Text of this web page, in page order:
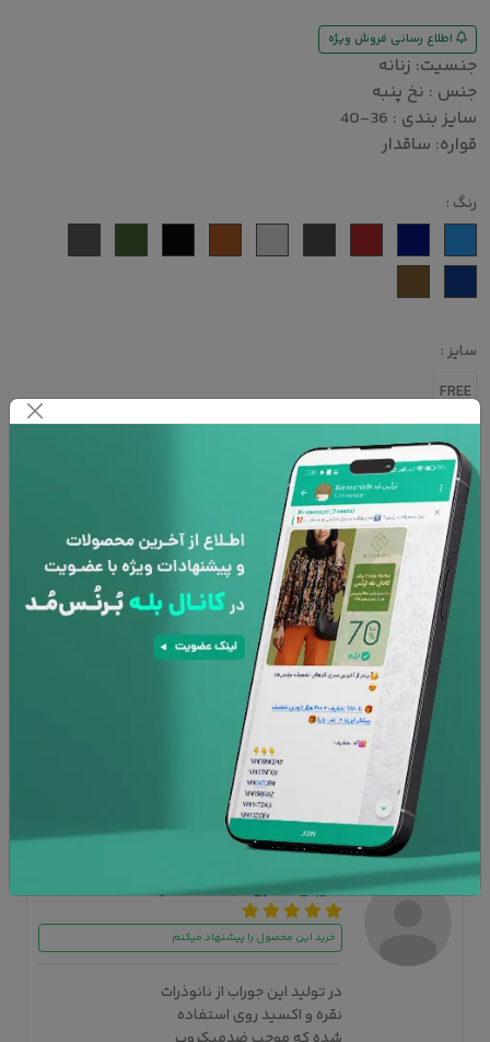
اطلاع رسانی فروش ویژه
جنسیت: زنانه
جنس : نخ پنبه
سایز بندی : 36-40
قواره: ساقدار
رنگ :
سایز :
FREE
افزودن به سبد خرید
پشتیبانی 24 ساعته ۷ روز تعویض کالا
امنیت پرداخت ضمانت کالا
افزودن به علاقه مندی ها
نظرات
ورود و ارسال
مرجان شاعری -یکشنبه 21 خرداد 1402 - 09:22:38
خرید این محصول را پیشنهاد میکنم
در تولید این جوراب از نانوذرات
نقره و اکسید روی استفاده